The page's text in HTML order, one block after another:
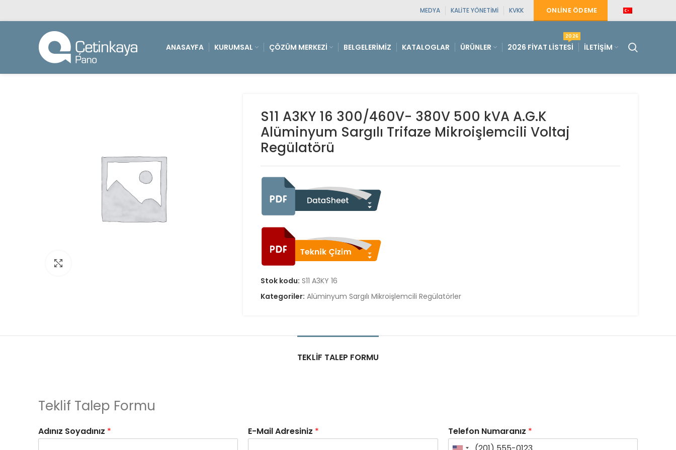
MEDYA KALITE YÖNETIMI KVKK ONLINE ÖDEME
ANASAYFA KURUMSAL ÇÖZÜM MERKEZI BELGELERIMIZ KATALOGLAR ÜRÜNLER 2026 FIYAT LISTESI
2026
İLETIŞIM
S11 A3KY 16 300/460V- 380V 500 kVA A.G.K
Alüminyum Sargılı Trifaze Mikroişlemcili Voltaj
Regülatörü
Stok kodu: S11 A3KY 16
Kategoriler: Alüminyum Sargılı Mikroişlemcili Regülatörler
TEKLIF TALEP FORMU
Teklif Talep Formu
Adınız Soyadınız * E-Mail Adresiniz * Telefon Numaranız *